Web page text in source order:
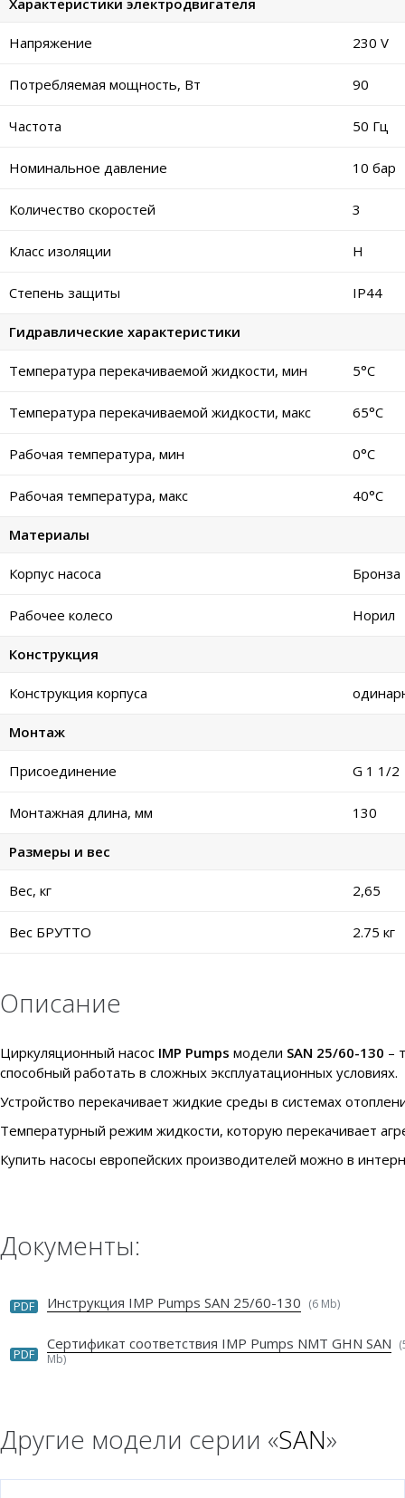
Характеристики электродвигателя
Напряжение 230 V
Потребляемая мощность, Вт 90
Частота 50 Гц
Номинальное давление 10 бар
Количество скоростей 3
Класс изоляции H
Степень защиты IP44
Гидравлические характеристики
Температура перекачиваемой жидкости, мин 5°C
Температура перекачиваемой жидкости, макс 65°C
Рабочая температура, мин 0°C
Рабочая температура, макс 40°C
Материалы
Корпус насоса Бронза
Рабочее колесо Норил
Конструкция
Конструкция корпуса
Монтаж
Присоединение G 1 1/2
Монтажная длина, мм 130
Размеры и вес
Вес, кг 2,65
Вес БРУТТО 2.75 кг
Описание
Циркуляционный насос IMP Pumps модели SAN 25/60-130 –
способный работать в сложных эксплуатационных условиях.
Устройство перекачивает жидкие среды в системах
Температурный режим жидкости, которую перекачивает
Купить насосы европейских производителей можно в
Документы:
PDF Инструкция IMP Pumps SAN 25/60-130 (6 Mb)
PDF
Сертификат соответствия IMP Pumps NMT GHN SAN
Mb)
Другие модели серии «SAN»